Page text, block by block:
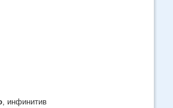
, инфинитив